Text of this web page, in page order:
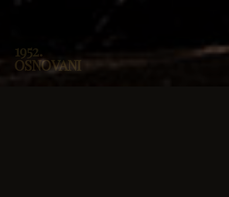
1952.
OSNOVANI